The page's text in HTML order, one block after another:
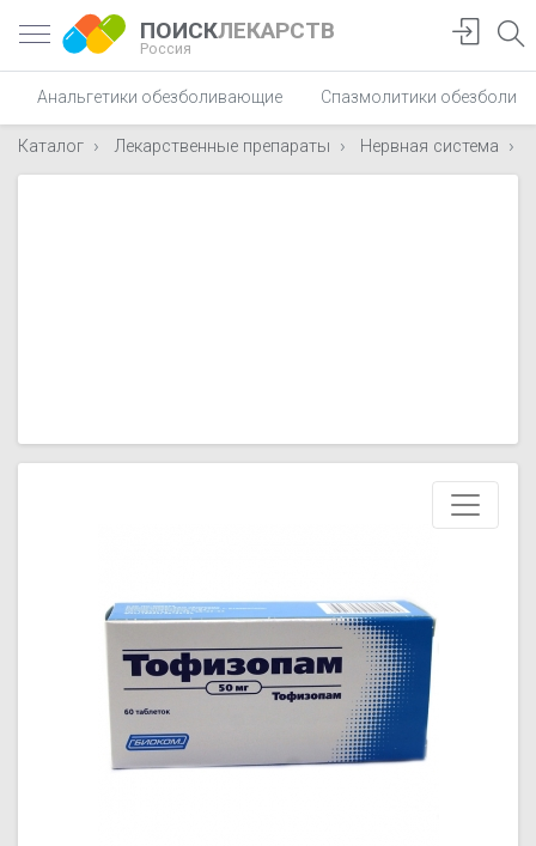
ПОИСКЛЕКАРСТВ
Россия
Анальгетики обезболивающие Спазмолитики
Каталог Лекарственные препараты Нервная система